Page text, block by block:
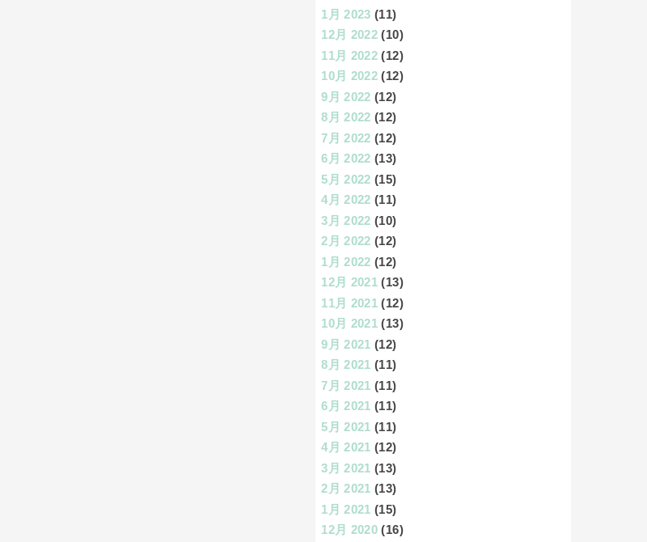
1月 2023 (11)
12月 2022 (10)
11月 2022 (12)
10月 2022 (12)
9月 2022 (12)
8月 2022 (12)
7月 2022 (12)
6月 2022 (13)
5月 2022 (15)
4月 2022 (11)
3月 2022 (10)
2月 2022 (12)
1月 2022 (12)
12月 2021 (13)
11月 2021 (12)
10月 2021 (13)
9月 2021 (12)
8月 2021 (11)
7月 2021 (11)
6月 2021 (11)
5月 2021 (11)
4月 2021 (12)
3月 2021 (13)
2月 2021 (13)
1月 2021 (15)
12月 2020 (16)